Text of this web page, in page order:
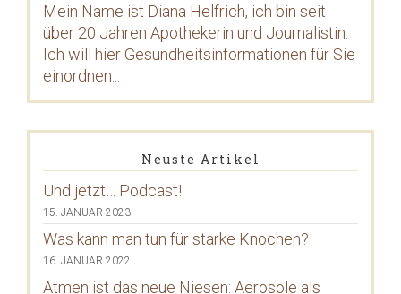
Mein Name ist Diana Helfrich, ich bin seit
über 20 Jahren Apothekerin und Journalistin.
Ich will hier Gesundheitsinformationen für Sie
einordnen...
Neuste Artikel
Und jetzt… Podcast!
15. JANUAR 2023
Was kann man tun für starke Knochen?
16. JANUAR 2022
Atmen ist das neue Niesen: Aerosole als